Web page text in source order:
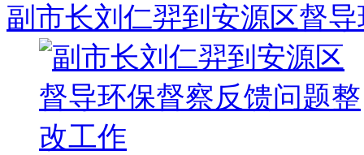
副市长刘仁羿到安源区督